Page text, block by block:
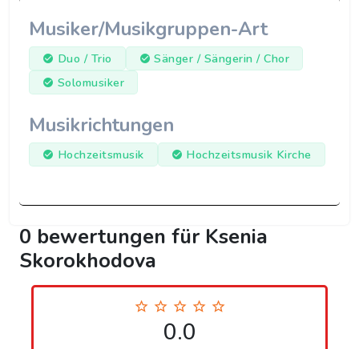
Musiker/Musikgruppen-Art
Duo / Trio
Sänger / Sängerin / Chor
Solomusiker
Musikrichtungen
Hochzeitsmusik Hochzeitsmusik Kirche
0 bewertungen für Ksenia
Skorokhodova
0.0